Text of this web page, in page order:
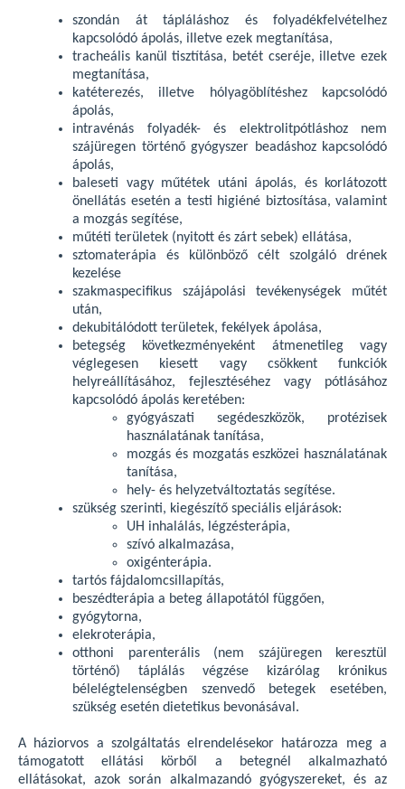
szondán át tápláláshoz és folyadékfelvételhez
kapcsolódó ápolás, illetve ezek megtanítása,
tracheális kanül tisztítása, betét cseréje, illetve ezek
megtanítása,
katéterezés, illetve hólyagöblítéshez kapcsolódó
ápolás,
intravénás folyadék- és elektrolitpótláshoz nem
szájüregen történő gyógyszer beadáshoz kapcsolódó
ápolás,
baleseti vagy műtétek utáni ápolás, és korlátozott
önellátás esetén a testi higiéné biztosítása, valamint
a mozgás segítése,
műtéti területek (nyitott és zárt sebek) ellátása,
sztomaterápia és különböző célt szolgáló drének
kezelése
szakmaspecifikus szájápolási tevékenységek műtét
után,
dekubitálódott területek, fekélyek ápolása,
betegség következményeként átmenetileg vagy
véglegesen kiesett vagy csökkent funkciók
helyreállításához, fejlesztéséhez vagy pótlásához
kapcsolódó ápolás keretében:
gyógyászati segédeszközök, protézisek
használatának tanítása,
mozgás és mozgatás eszközei használatának
tanítása,
hely- és helyzetváltoztatás segítése.
szükség szerinti, kiegészítő speciális eljárások:
UH inhalálás, légzésterápia,
szívó alkalmazása,
oxigénterápia.
tartós fájdalomcsillapítás,
beszédterápia a beteg állapotától függően,
gyógytorna,
elekroterápia,
otthoni parenterális (nem szájüregen keresztül
történő) táplálás végzése kizárólag krónikus
bélelégtelenségben szenvedő betegek esetében,
szükség esetén dietetikus bevonásával.
A háziorvos a szolgáltatás elrendelésekor határozza meg a
támogatott ellátási körből a betegnél alkalmazható
ellátásokat, azok során alkalmazandó gyógyszereket, és az